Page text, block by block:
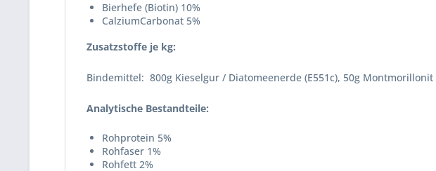
Bierhefe (Biotin) 10%
CalziumCarbonat 5%
Zusatzstoffe je kg:
Bindemittel: 800g Kieselgur / Diatomeenerde (E551c), 50g Montmorillonit
Analytische Bestandteile:
Rohprotein 5%
Rohfaser 1%
Rohfett 2%